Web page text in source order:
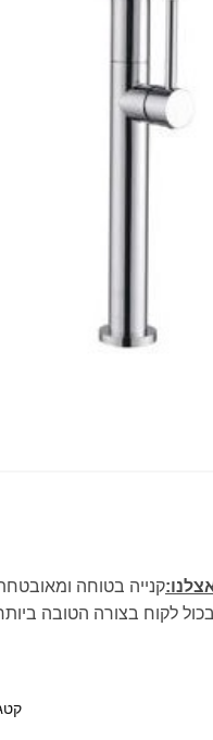
קנייה בטוחה
לקוח בצורה הטובה